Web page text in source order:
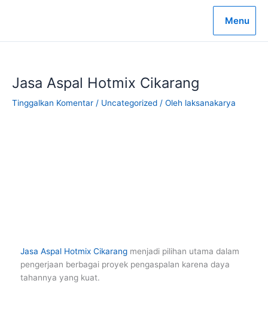
Menu
Jasa Aspal Hotmix Cikarang
Tinggalkan Komentar / Uncategorized / Oleh laksanakarya
Jasa Aspal Hotmix Cikarangmenjadi pilihan utama dalam
pengerjaan berbagai proyek pengaspalan karena daya
tahannya yang kuat.